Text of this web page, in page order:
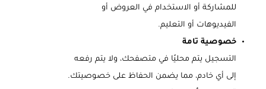
للمشاركة أو الاستخدام في العروض أو
الفيديوهات أو التعليم.
خصوصية تامة
التسجيل يتم محليًا في متصفحك، ولا يتم رفعه
إلى أي خادم، مما يضمن الحفاظ على خصوصيتك.